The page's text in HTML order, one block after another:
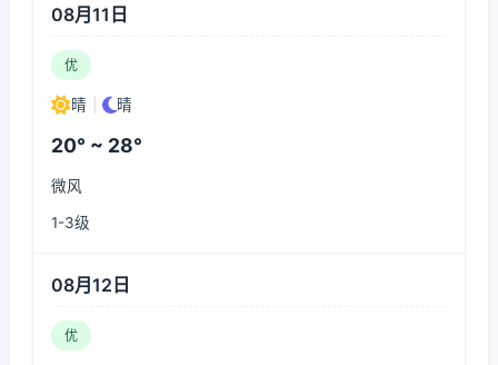
08月11日
优
晴 晴
20° ~ 28°
微风
1-3级
08月12日
优